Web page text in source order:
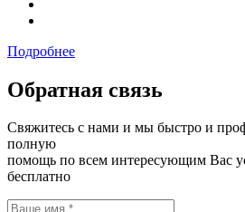
Подробнее
Обратная связь
Свяжитесь с нами и мы быстро и
полную
помощь по всем интересующим Вас
бесплатно